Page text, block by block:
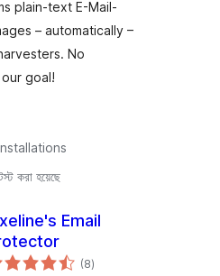
plain-text E-Mail-
– automatically –
No
goal!
করা হয়েছে
Email
(8total
ratings
)